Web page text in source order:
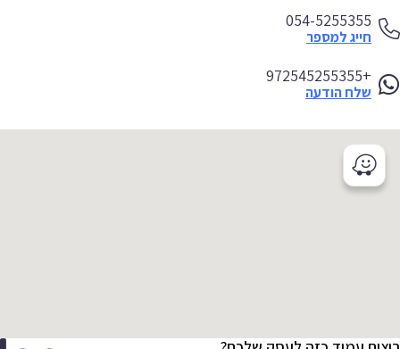
054-5255355
חייג למספר
+972545255355
שלח הודעה